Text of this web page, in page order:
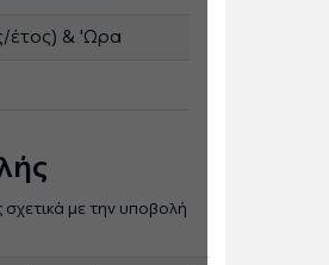
έτος) & 'Ωρα
με την υποβολή